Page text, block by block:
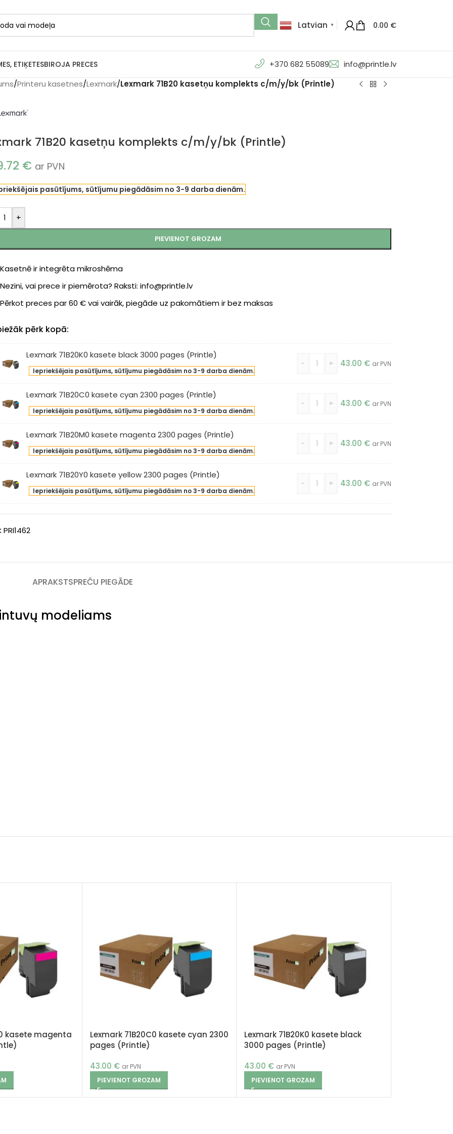
Latvian ▼ 0.00 €
ETIĶETESBIROJA PRECES +370 682 55089 info@printle.lv
/Printeru kasetnes/Lexmark/Lexmark 71B20 kasetņu komplekts c/m/y/bk (Printle)
71B20 kasetņu komplekts c/m/y/bk (Printle)
€ ar PVN
pasūtījums, sūtījumu piegādāsim no 3-9 darba dienām.
+
PIEVIENOT GROZAM
Kasetnē ir integrēta mikroshēma
Nezini, vai prece ir piemērota? Raksti: info@printle.lv
Pērkot preces par 60 € vai vairāk, piegāde uz pakomātiem ir bez maksas
pērk kopā:
Lexmark 71B20K0 kasete black 3000 pages (Printle)
Iepriekšējais pasūtījums, sūtījumu piegādāsim no 3-9 darba dienām.
- + 43.00 € ar PVN
Lexmark 71B20C0 kasete cyan 2300 pages (Printle)
Iepriekšējais pasūtījums, sūtījumu piegādāsim no 3-9 darba dienām.
- + 43.00 € ar PVN
Lexmark 71B20M0 kasete magenta 2300 pages (Printle)
Iepriekšējais pasūtījums, sūtījumu piegādāsim no 3-9 darba dienām.
- + 43.00 € ar PVN
Lexmark 71B20Y0 kasete yellow 2300 pages (Printle)
Iepriekšējais pasūtījums, sūtījumu piegādāsim no 3-9 darba dienām.
- + 43.00 € ar PVN
PRI1462
APRAKSTSPREČU PIEGĀDE
modeliams
kasete magenta
Lexmark 71B20C0 kasete cyan 2300
pages (Printle)
43.00 € ar PVN
PIEVIENOT GROZAM
Lexmark 71B20K0 kasete black
3000 pages (Printle)
43.00 € ar PVN
PIEVIENOT GROZAM